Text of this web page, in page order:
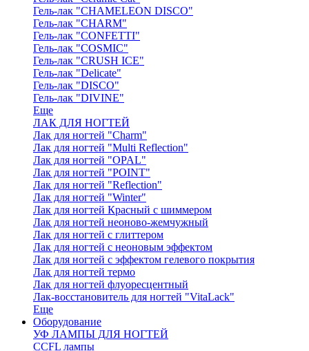
Гель-лак "CHAMELEON DISCO"
Гель-лак "CHARM"
Гель-лак "CONFETTI"
Гель-лак "COSMIC"
Гель-лак "CRUSH ICE"
Гель-лак "Delicate"
Гель-лак "DISCO"
Гель-лак "DIVINE"
Еще
ЛАК ДЛЯ НОГТЕЙ
Лак для ногтей "Charm"
Лак для ногтей "Multi Reflection"
Лак для ногтей "OPAL"
Лак для ногтей "POINT"
Лак для ногтей "Reflection"
Лак для ногтей "Winter"
Лак для ногтей Красный с шиммером
Лак для ногтей неоново-жемчужный
Лак для ногтей с глиттером
Лак для ногтей с неоновым эффектом
Лак для ногтей с эффектом гелевого покрытия
Лак для ногтей термо
Лак для ногтей флуоресцентный
Лак-восстановитель для ногтей "VitaLack"
Еще
Оборудование
УФ ЛАМПЫ ДЛЯ НОГТЕЙ
CCFL лампы